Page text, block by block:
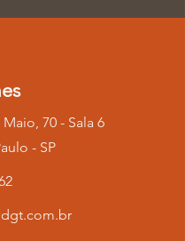
70 - Sala 6
- SP